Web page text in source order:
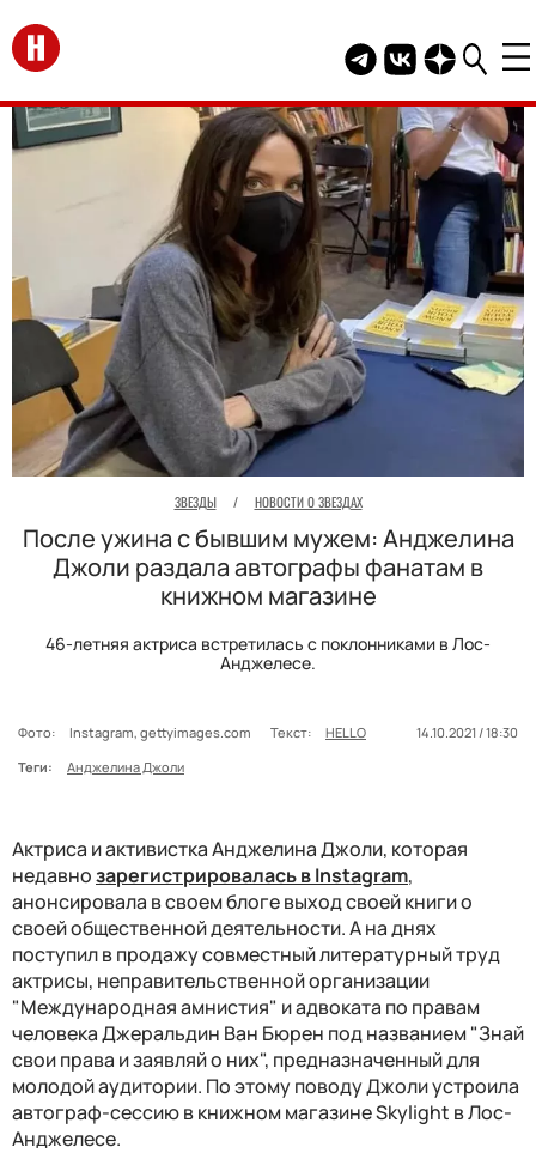
Перейти на главную
Telegram канал
Группа HELLO
Канал
ЗВЕЗДЫ / НОВОСТИ О ЗВЕЗДАХ
После ужина с бывшим мужем: Анджелина
Джоли раздала автографы фанатам в
книжном магазине
46-летняя актриса встретилась с поклонниками в Лос-
Анджелесе.
Фото: Instagram, gettyimages.com Текст: HELLO
14.10.2021 / 18:30
Теги:
Анджелина Джоли
Актриса и активистка Анджелина Джоли, которая
недавнозарегистрировалась в Instagram,
анонсировала в своем блоге выход своей книги о
своей общественной деятельности. А на днях
поступил в продажу совместный литературный труд
актрисы, неправительственной организации
"Международная амнистия" и адвоката по правам
человека Джеральдин Ван Бюрен под названием "Знай
свои права и заявляй о них", предназначенный для
молодой аудитории. По этому поводу Джоли устроила
автограф-сессию в книжном магазине Skylight в Лос-
Анджелесе.